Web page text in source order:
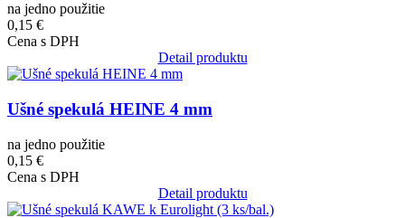
na jedno použitie
0,15 €
Cena s DPH
Detail produktu
Obrázok
Ušné spekulá HEINE 4 mm
na jedno použitie
0,15 €
Cena s DPH
Detail produktu
Obrázok